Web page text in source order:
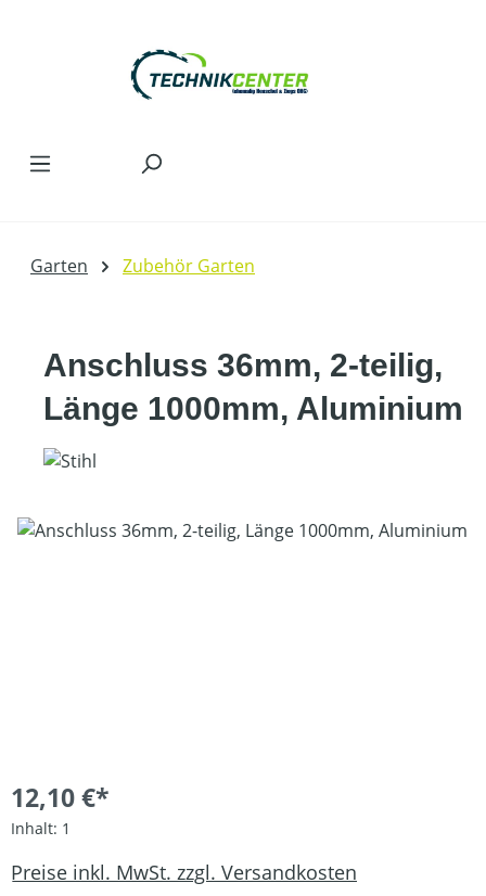
Garten Zubehör Garten
Anschluss 36mm, 2-teilig,
Länge 1000mm, Aluminium
Bildergalerie überspringen
12,10 €*
Inhalt: 1
Preise inkl. MwSt. zzgl. Versandkosten